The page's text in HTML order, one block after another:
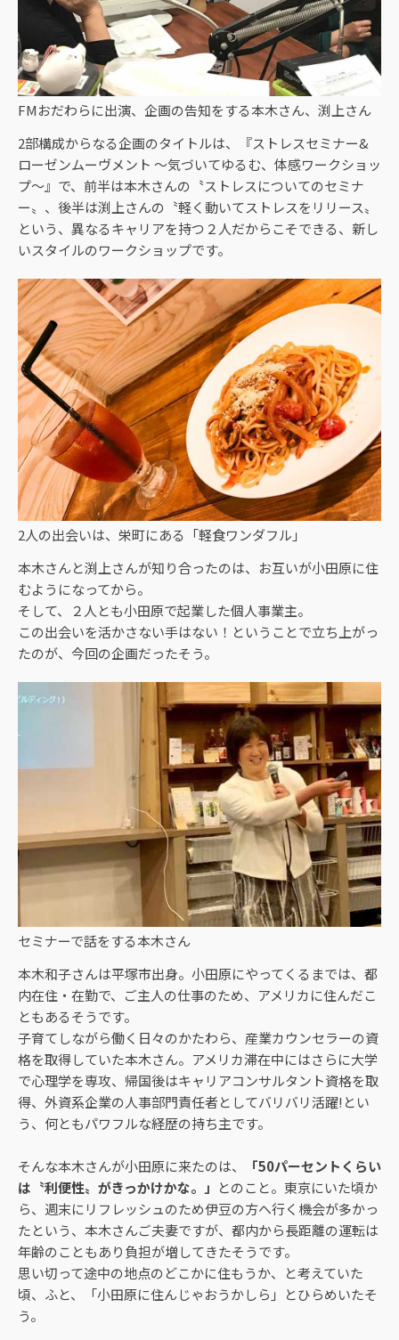
FMおだわらに出演、企画の告知をする本木さん、渕上さん
2部構成からなる企画のタイトルは、『ストレスセミナー&
ローゼンムーヴメント 〜気づいてゆるむ、体感ワークショッ
プ〜』で、前半は本木さんの〝ストレスについてのセミナ
ー〟、後半は渕上さんの〝軽く動いてストレスをリリース〟
という、異なるキャリアを持つ２人だからこそできる、新し
いスタイルのワークショップです。
2人の出会いは、栄町にある「軽食ワンダフル」
本木さんと渕上さんが知り合ったのは、お互いが小田原に住
むようになってから。
そして、２人とも小田原で起業した個人事業主。
この出会いを活かさない手はない！ということで立ち上がっ
たのが、今回の企画だったそう。
セミナーで話をする本木さん
本木和子さんは平塚市出身。小田原にやってくるまでは、都
内在住・在勤で、ご主人の仕事のため、アメリカに住んだこ
ともあるそうです。
子育てしながら働く日々のかたわら、産業カウンセラーの資
格を取得していた本木さん。アメリカ滞在中にはさらに大学
で心理学を専攻、帰国後はキャリアコンサルタント資格を取
得、外資系企業の人事部門責任者としてバリバリ活躍!とい
う、何ともパワフルな経歴の持ち主です。
そんな本木さんが小田原に来たのは、
「50パーセントくらい
は〝利便性〟がきっかけかな。」 とのこと。東京にいた頃か
ら、週末にリフレッシュのため伊豆の方へ行く機会が多かっ
たという、本木さんご夫妻ですが、都内から長距離の運転は
年齢のこともあり負担が増してきたそうです。
思い切って途中の地点のどこかに住もうか、と考えていた
頃、ふと、「小田原に住んじゃおうかしら」とひらめいたそ
う。